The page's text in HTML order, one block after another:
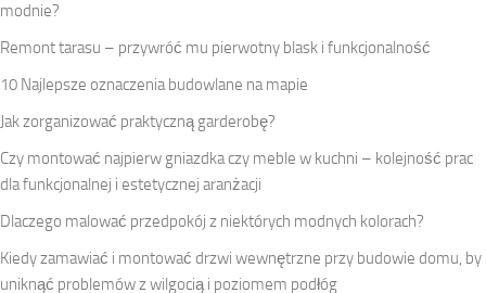
modnie?
Remont tarasu – przywróć mu pierwotny blask i funkcjonalność
10 Najlepsze oznaczenia budowlane na mapie
Jak zorganizować praktyczną garderobę?
Czy montować najpierw gniazdka czy meble w kuchni – kolejność prac
dla funkcjonalnej i estetycznej aranżacji
Dlaczego malować przedpokój z niektórych modnych kolorach?
Kiedy zamawiać i montować drzwi wewnętrzne przy budowie domu, by
uniknąć problemów z wilgocią i poziomem podłóg